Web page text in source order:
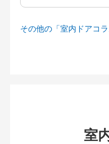
その他の「室内ドアコ
室